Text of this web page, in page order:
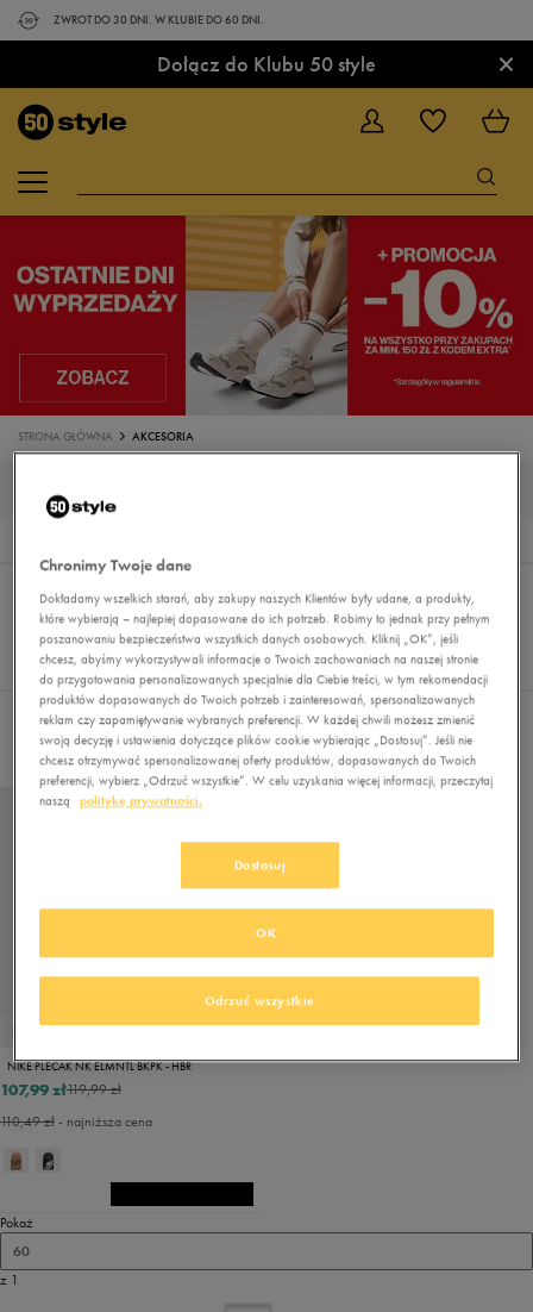
ZWROT DO 30 DNI. W KLUBIE DO 60 DNI.
Dołącz do Klubu 50 style ×
STRONA GŁÓWNA AKCESORIA
REKOMENDOWANE
Pokaż
60
z 1
Wybrane filtry: NIKE BEŻOWY Wyczyść filtry
NIKE PLECAK NK ELMNTL BKPK - HBR
119,99 zł
107,99 zł
110,49 zł- najniższa cena
Pokaż
60
z 1
Chronimy Twoje dane
Dokładamy wszelkich starań, aby zakupy naszych Klientów były udane, a produkty,
które wybierają – najlepiej dopasowane do ich potrzeb. Robimy to jednak przy pełnym
poszanowaniu bezpieczeństwa wszystkich danych osobowych. Kliknij „OK”, jeśli
chcesz, abyśmy wykorzystywali informacje o Twoich zachowaniach na naszej stronie
do przygotowania personalizowanych specjalnie dla Ciebie treści, w tym rekomendacji
produktów dopasowanych do Twoich potrzeb i zainteresowań, spersonalizowanych
reklam czy zapamiętywanie wybranych preferencji. W każdej chwili możesz zmienić
swoją decyzję i ustawienia dotyczące plików cookie wybierając „Dostosuj”. Jeśli nie
chcesz otrzymywać spersonalizowanej oferty produktów, dopasowanych do Twoich
preferencji, wybierz „Odrzuć wszystkie”. W celu uzyskania więcej informacji, przeczytaj
naszą
politykę prywatności.
Dostosuj
Odrzuć wszystkie
OK